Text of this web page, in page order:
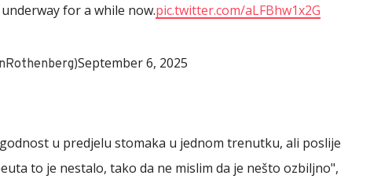
for a while now.pic.twitter.com/aLFBhw1x2G
September 6, 2025
u predjelu stomaka u jednom trenutku, ali poslije
to je nestalo, tako da ne mislim da je nešto ozbiljno",